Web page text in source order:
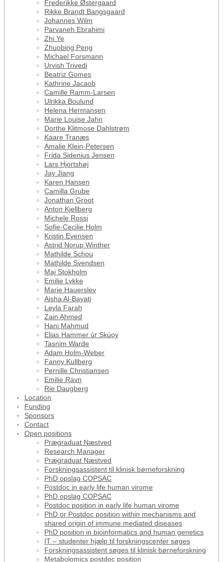
Frederikke Østergaard
Rikke Brandt Bangsgaard
Johannes Wilm
Parvaneh Ebrahimi
Zhi Ye
Zhuobing Peng
Michael Forsmann
Urvish Trivedi
Beatriz Gomes
Kathrine Jacaob
Camille Ramm-Larsen
Ulrikka Boulund
Helena Hermansen
Marie Louise Jahn
Dorthe Klitmose Dahlstrøm
Kaare Tranæs
Amalie Klein-Petersen
Frida Sidenius Jensen
Lars Hjortshøj
Jay Jiang
Karen Hansen
Camilla Grube
Jonathan Groot
Anton Kjellberg
Michele Rossi
Sofie-Cecilie Holm
Kristin Evensen
Astrid Norup Winther
Mathilde Schou
Mathilde Svendsen
Maj Stokholm
Emilie Lykke
Marie Hauerslev
Aisha Al-Bayati
Leyla Farah
Zain Ahmed
Hani Mahmud
Elias Hammer úr Skúoy
Tasnim Warde
Adam Holm-Weber
Fanny Kullberg
Pernille Christiansen
Emilie Ravn
Rie Daugberg
Location
Funding
Sponsors
Contact
Open positions
Prægraduat Næstved
Research Manager
Prægraduat Næstved
Forskningsassistent til klinisk børneforskning
PhD opslag COPSAC
Postdoc in early life human virome
PhD opslag COPSAC
Postdoc position in early life human virome
PhD or Postdoc position within mechanisms and
shared origin of immune mediated diseases
PhD position in bioinformatics and human genetics
IT – studenter hjælp til forskningscenter søges
Forskningsassistent søges til klinisk børneforskning
Metabolomics postdoc position